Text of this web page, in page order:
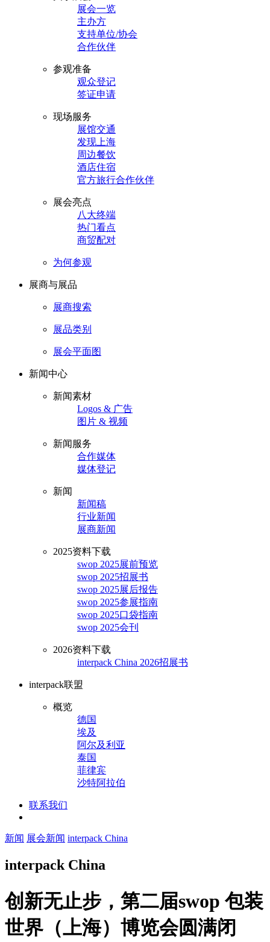
展会一览
主办方
支持单位/协会
合作伙伴
参观准备
观众登记
签证申请
现场服务
展馆交通
发现上海
周边餐饮
酒店住宿
官方旅行合作伙伴
展会亮点
八大终端
热门看点
商贸配对
为何参观
展商与展品
展商搜索
展品类别
展会平面图
新闻中心
新闻素材
Logos & 广告
图片 & 视频
新闻服务
合作媒体
媒体登记
新闻
新闻稿
行业新闻
展商新闻
2025资料下载
swop 2025展前预览
swop 2025招展书
swop 2025展后报告
swop 2025参展指南
swop 2025口袋指南
swop 2025会刊
2026资料下载
interpack China 2026招展书
interpack联盟
概览
德国
埃及
阿尔及利亚
泰国
菲律宾
沙特阿拉伯
联系我们
新闻 展会新闻 interpack China
interpack China
创新无止步，第二届swop 包装
世界（上海）博览会圆满闭